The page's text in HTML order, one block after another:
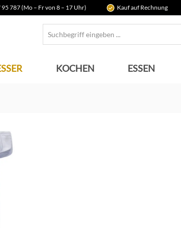
787 (Mo – Fr von 8 – 17 Uhr) Kauf auf Rechnung
KOCHEN ESSEN